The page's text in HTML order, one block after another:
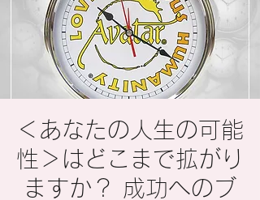
＜あなたの人生の可能
性＞はどこまで拡がり
ますか？ 成功へのブ